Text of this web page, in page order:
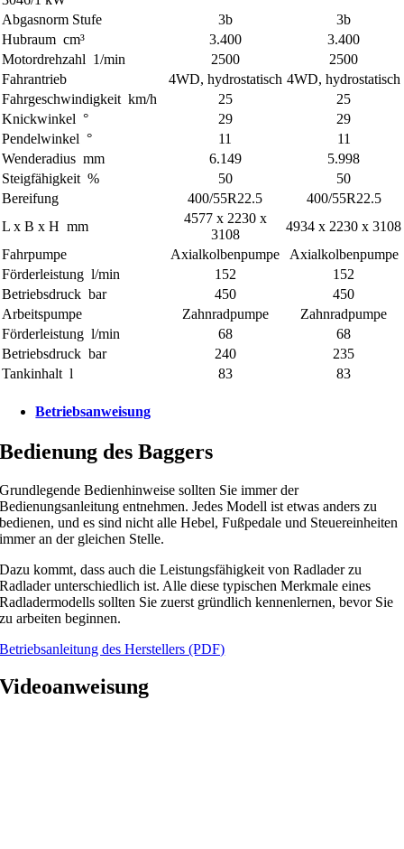
Abgasnorm Stufe
3b
3b
Hubraum cm³ 3.400
3.400
Motordrehzahl 1/min 2500
2500
Fahrantrieb
4WD, hydrostatisch 4WD, hydrostatisch
Fahrgeschwindigkeit km/h 25
25
Knickwinkel ° 29
29
Pendelwinkel ° 11
11
Wenderadius mm 6.149
5.998
Steigfähigkeit % 50
50
Bereifung
400/55R22.5
400/55R22.5
L x B x H mm
4577 x 2230 x
3108
4934 x 2230 x 3108
Fahrpumpe
Axialkolbenpumpe
Axialkolbenpumpe
Förderleistung l/min 152
152
Betriebsdruck bar 450
450
Arbeitspumpe
Zahnradpumpe
Zahnradpumpe
Förderleistung l/min 68
68
Betriebsdruck bar 240
235
Tankinhalt l 83 83
Betriebsanweisung
Bedienung des Baggers
Grundlegende Bedienhinweise sollten Sie immer der
Bedienungsanleitung entnehmen. Jedes Modell ist etwas anders zu
bedienen, und es sind nicht alle Hebel, Fußpedale und Steuereinheiten
immer an der gleichen Stelle.
Dazu kommt, dass auch die Leistungsfähigkeit von Radlader zu
Radlader unterschiedlich ist. Alle diese typischen Merkmale eines
Radladermodells sollten Sie zuerst gründlich kennenlernen, bevor Sie
zu arbeiten beginnen.
Betriebsanleitung des Herstellers (PDF)
Videoanweisung